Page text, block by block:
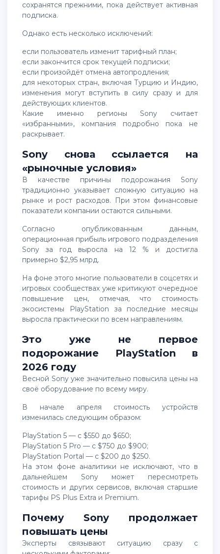
сохранятся прежними, пока действует активная
подписка.
Однако есть несколько исключений:
если пользователь изменит тарифный план;
если закончится срок текущей подписки;
если произойдёт отмена автопродления;
для некоторых стран, включая Турцию и Индию,
изменения могут вступить в силу сразу и для
действующих клиентов.
Какие именно регионы Sony считает
«избранными», компания подробно пока не
раскрывает.
Sony снова ссылается на
«рыночные условия»
В качестве причины подорожания Sony
традиционно указывает сложную ситуацию на
рынке и рост расходов. При этом финансовые
показатели компании остаются сильными.
Согласно опубликованным данным,
операционная прибыль игрового подразделения
Sony за год выросла на 12 % и достигла
примерно $2,95 млрд.
На фоне этого многие пользователи в соцсетях и
игровых сообществах уже критикуют очередное
повышение цен, отмечая, что стоимость
экосистемы PlayStation за последние месяцы
выросла практически по всем направлениям.
Это уже не первое
подорожание PlayStation в
2026 году
Весной Sony уже значительно повысила цены на
своё оборудование по всему миру.
В начале апреля стоимость устройств
изменилась следующим образом:
PlayStation 5 — с $550 до $650;
PlayStation 5 Pro — с $750 до $900;
PlayStation Portal — с $200 до $250.
На этом фоне аналитики не исключают, что в
дальнейшем Sony может пересмотреть
стоимость и других сервисов, включая старшие
тарифы PS Plus Extra и Premium.
Почему Sony продолжает
повышать цены
Эксперты связывают ситуацию сразу с